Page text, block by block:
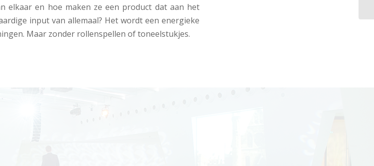
elkaar en hoe maken ze een product dat aan het
input van allemaal? Het wordt een energieke
Maar zonder rollenspellen of toneelstukjes.